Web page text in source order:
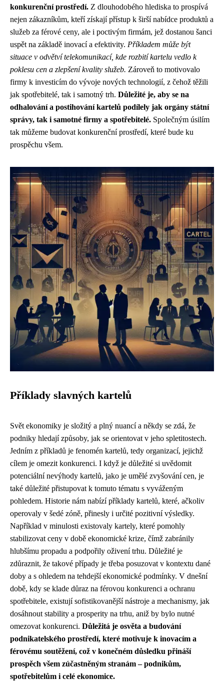
konkurenční prostředí. Z dlouhodobého hlediska to prospívá
nejen zákazníkům, kteří získají přístup k širší nabídce produktů a
služeb za férové ceny, ale i poctivým firmám, jež dostanou šanci
uspět na základě inovací a efektivity. Příkladem může být
situace v odvětví telekomunikací, kde rozbití kartelu vedlo k
poklesu cen a zlepšení kvality služeb. Zároveň to motivovalo
firmy k investicím do vývoje nových technologií, z čehož těžili
jak spotřebitelé, tak i samotný trh. Důležité je, aby se na
odhalování a postihování kartelů podílely jak orgány státní
správy, tak i samotné firmy a spotřebitelé. Společným úsilím
tak můžeme budovat konkurenční prostředí, které bude ku
prospěchu všem.
Příklady slavných kartelů
Svět ekonomiky je složitý a plný nuancí a někdy se zdá, že
podniky hledají způsoby, jak se orientovat v jeho spletitostech.
Jedním z příkladů je fenomén kartelů, tedy organizací, jejichž
cílem je omezit konkurenci. I když je důležité si uvědomit
potenciální nevýhody kartelů, jako je umělé zvyšování cen, je
také důležité přistupovat k tomuto tématu s vyváženým
pohledem. Historie nám nabízí příklady kartelů, které, ačkoliv
operovaly v šedé zóně, přinesly i určité pozitivní výsledky.
Například v minulosti existovaly kartely, které pomohly
stabilizovat ceny v době ekonomické krize, čímž zabránily
hlubšímu propadu a podpořily oživení trhu. Důležité je
zdůraznit, že takové případy je třeba posuzovat v kontextu dané
doby a s ohledem na tehdejší ekonomické podmínky. V dnešní
době, kdy se klade důraz na férovou konkurenci a ochranu
spotřebitele, existují sofistikovanější nástroje a mechanismy, jak
dosáhnout stability a prosperity na trhu, aniž by bylo nutné
omezovat konkurenci. Důležitá je osvěta a budování
podnikatelského prostředí, které motivuje k inovacím a
férovému soutěžení, což v konečném důsledku přináší
prospěch všem zúčastněným stranám – podnikům,
spotřebitelům i celé ekonomice.